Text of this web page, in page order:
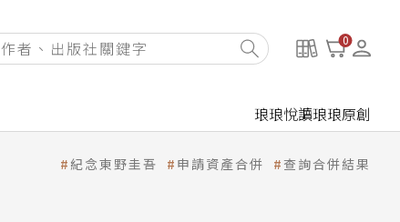
0
琅琅悅讀琅琅原創
紀念東野圭吾 申請資產合併 查詢合併結果